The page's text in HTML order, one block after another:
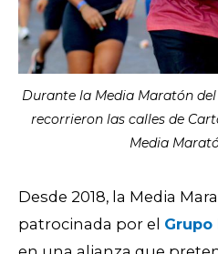
Durante la Media Maratón
recorrieron las calles de
Media
Desde 2018, la Media
patrocinada por el